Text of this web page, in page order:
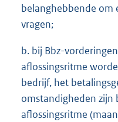
belanghebbende om
vragen;
b. bij Bbz-
aflossingsritme
bedrijf, het
omstandigheden zijn
aflossingsritme